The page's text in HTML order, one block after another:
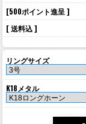
[500ポイント進呈 ]
[ 送料込 ]
リングサイズ
K18メタル